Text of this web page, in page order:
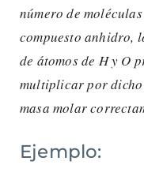
número de
compuesto anhidro,
de átomos de H y O
multiplicar por
masa molar
Ejemplo: